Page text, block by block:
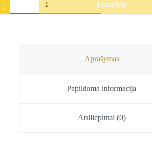
kiekis:
Bičių
Į krepšelį
Aprašymas
Papildoma informacija
Atsiliepimai (0)